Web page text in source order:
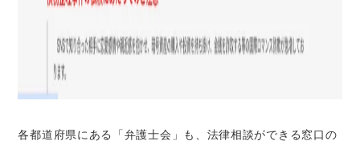
各都道府県にある「弁護士会」も、法律相談ができる窓口の